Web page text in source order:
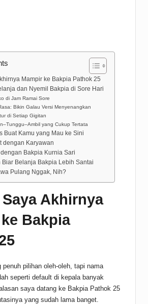
Mampir ke Bakpia Pathok 25
dan Nyemil Bakpia di Sore Hari
di Jam Ramai Sore
Bikin Galau Versi Menyenangkan
di Setiap Gigitan
yang Cukup Tertata
Buat Kamu yang Mau ke Sini
dengan Karyawan
Bakpia Kurnia Sari
Biar Belanja Bakpia Lebih Santai
Pulang Nggak, Nih?
Akhirnya
Bakpia
pilihan oleh-oleh, tapi nama
seperti default di kepala banyak
saya datang ke Bakpia Pathok 25
yang sudah lama banget.